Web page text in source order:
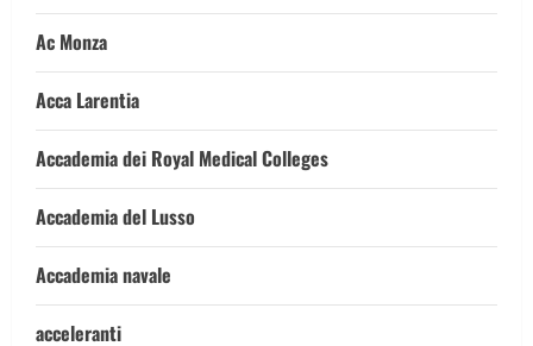
Ac Monza
Acca Larentia
Accademia dei Royal Medical Colleges
Accademia del Lusso
Accademia navale
acceleranti